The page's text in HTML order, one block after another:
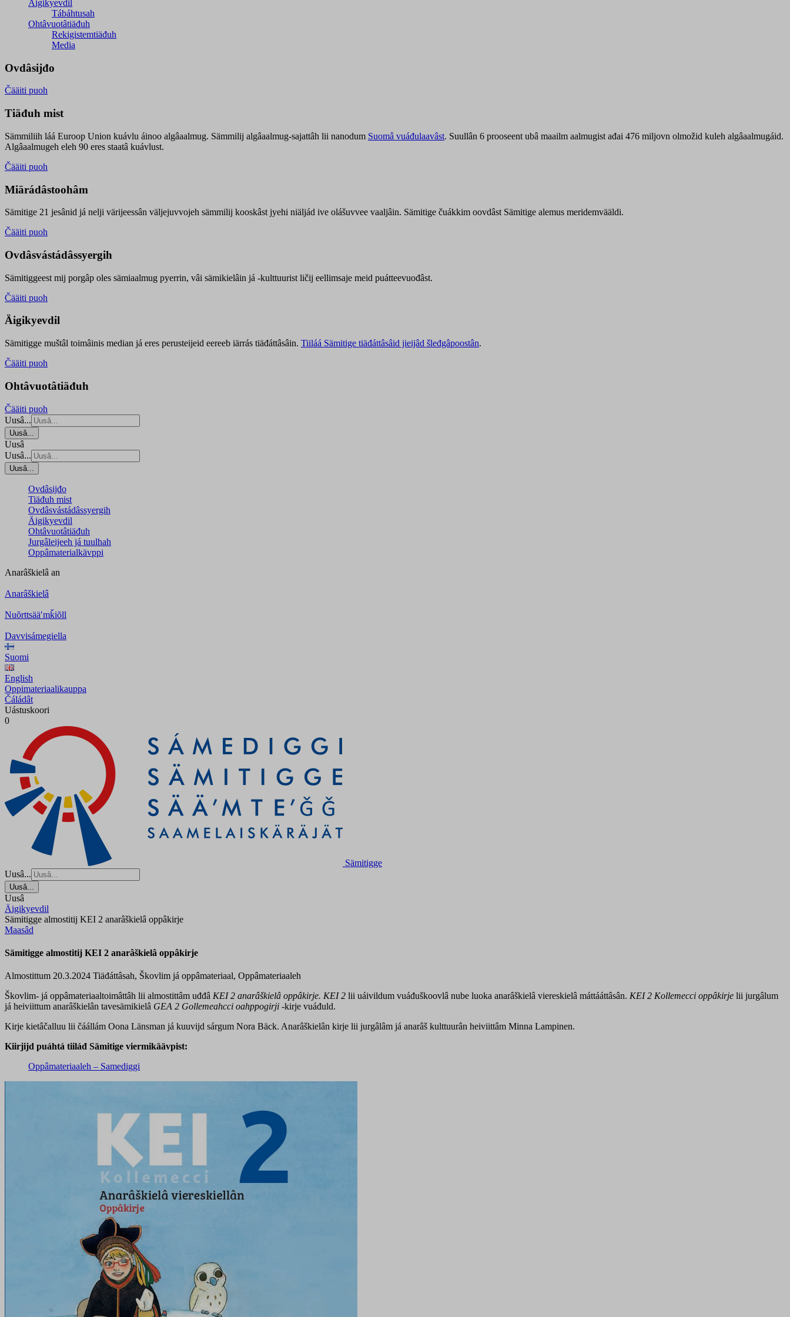
Äigikyevdil
Tábáhtusah
Ohtâvuotâtiäđuh
Rekigistemtiäđuh
Media
Ovdâsijđo
Čääiti puoh
Tiäđuh mist
Sämmiliih láá Euroop Union kuávlu áinoo algâaalmug. Sämmilij algâaalmug-sajattâh lii nanodum Suomâ vuáđulaavâst. Suullân 6 prooseent ubâ maailm aalmugist ađai 476 miljovn olmožid kuleh algâaalmugáid.
Algâaalmugeh eleh 90 eres staatâ kuávlust.
Čääiti puoh
Miärádâstoohâm
Sämitige 21 jesânid já nelji värijeessân väljejuvvojeh sämmilij kooskâst jyehi niäljád ive olášuvvee vaaljâin. Sämitige čuákkim oovdâst Sämitige alemus meridemvääldi.
Čääiti puoh
Ovdâsvástádâssyergih
Sämitiggeest mij porgâp oles sämiaalmug pyerrin, vâi sämikielâin já -kulttuurist ličij eellimsaje meid puátteevuođâst.
Čääiti puoh
Äigikyevdil
Sämitigge muštâl toimâinis median já eres perusteijeid eereeb iärrás tiäđáttâsâin. Tiiláá Sämitige tiäđáttâsâid jieijâd šleđgâpoostân.
Čääiti puoh
Ohtâvuotâtiäđuh
Čääiti puoh
Uusâ...
Uusâ...
Uusâ
Uusâ...
Uusâ...
Ovdâsijđo
Tiäđuh mist
Ovdâsvástádâssyergih
Äigikyevdil
Ohtâvuotâtiäđuh
Jurgâleijeeh já tuulhah
Oppâmaterialkävppi
Anarâškielâ an
Anarâškielâ
Nuõrttsääʹmǩiõll
Davvisámegiella
Suomi
English
Oppimateriaalikauppa
Čáládât
Uástuskoori
0
Sämitigge
Uusâ...
Uusâ...
Uusâ
Äigikyevdil
Sämitigge almostitij KEI 2 anarâškielâ oppâkirje
Maasâd
Sämitigge almostitij KEI 2 anarâškielâ oppâkirje
Almostittum 20.3.2024 Tiäđáttâsah, Škovlim já oppâmateriaal, Oppâmateriaaleh
Škovlim- já oppâmateriaaltoimâttâh lii almostittâm uđđâ KEI 2 anarâškielâ oppâkirje. KEI 2 lii uáivildum vuáđuškoovlâ nube luoka anarâškielâ viereskielâ máttááttâsân. KEI 2 Kollemecci oppâkirje lii jurgâlum
já heiviittum anarâškielân tavesämikielâ GEA 2 Gollemeahcci oahppogirji -kirje vuáđuld.
Kirje kietâčalluu lii čáállám Oona Länsman já kuuvijd sárgum Nora Bäck. Anarâškielân kirje lii jurgâlâm já anarâš kulttuurân heiviittâm Minna Lampinen.
Kiirjijd puáhtá tiiláđ Sämitige viermikäävpist:
Oppâmateriaaleh – Samediggi